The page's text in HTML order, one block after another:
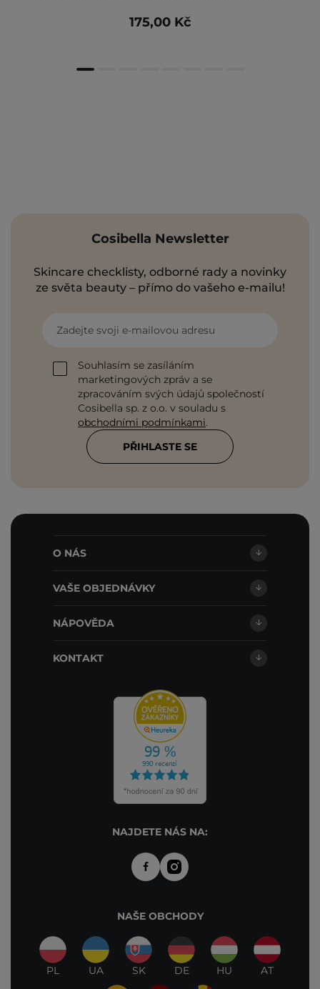
175,00 Kč
Cosibella Newsletter
Skincare checklisty, odborné rady a novinky
ze světa beauty – přímo do vašeho e-mailu!
Zadejte svoji e-mailovou adresu
Souhlasím se zasíláním
marketingových zpráv a se
zpracováním svých údajů společností
Cosibella sp. z o.o. v souladu s
obchodními podmínkami.
PŘIHLASTE SE
O NÁS
VAŠE OBJEDNÁVKY
NÁPOVĚDA
KONTAKT
NAJDETE NÁS NA:
NAŠE OBCHODY
PL UA SK DE HU AT